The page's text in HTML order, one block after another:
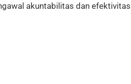
akuntabilitas dan